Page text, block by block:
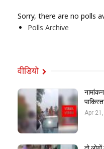
Sorry, there are no polls
Polls Archive
वीडियो
Apr